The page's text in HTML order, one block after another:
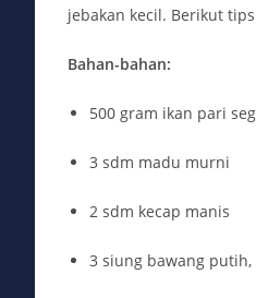
jebakan kecil. Berikut
Bahan-bahan:
500 gram ikan pari
3 sdm madu murni
2 sdm kecap manis
3 siung bawang putih,